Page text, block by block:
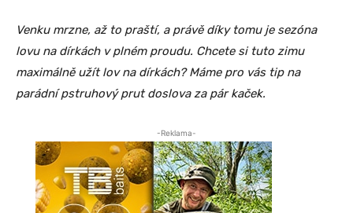
Venku mrzne, až to praští, a právě díky tomu je sezóna
lovu na dírkách v plném proudu. Chcete si tuto zimu
maximálně užít lov na dírkách? Máme pro vás tip na
parádní pstruhový prut doslova za pár kaček.
-Reklama-